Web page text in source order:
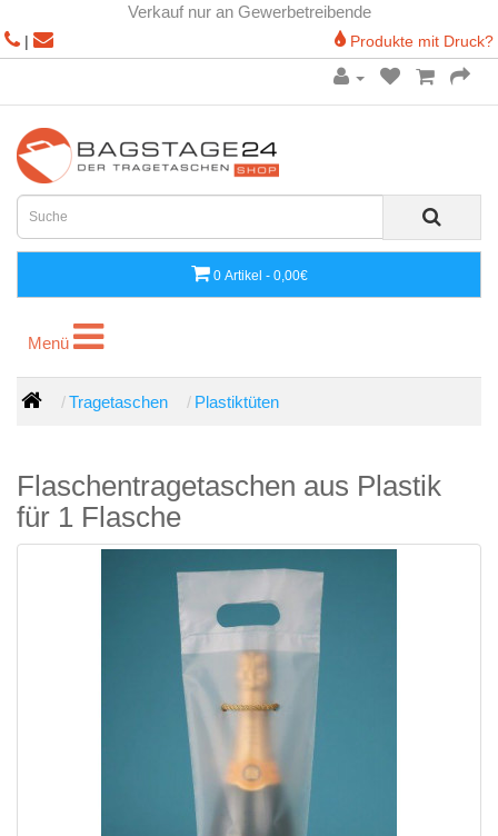
Verkauf nur an Gewerbetreibende
| Produkte mit Druck?
0 Artikel - 0,00€
Menü
Menü
Tragetaschen Plastiktüten
Flaschentragetaschen aus Plastik
für 1 Flasche